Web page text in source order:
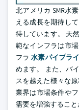
北アメリカ SMR水
える成長を期待し
待しています。 天
範なインフラは市
フラ水素パイプラ
めます。 また、バ
スを越えた様々な
業界は市場条件や
需要を増強すること